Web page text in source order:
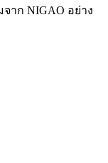
าก NIGAO อย่าง